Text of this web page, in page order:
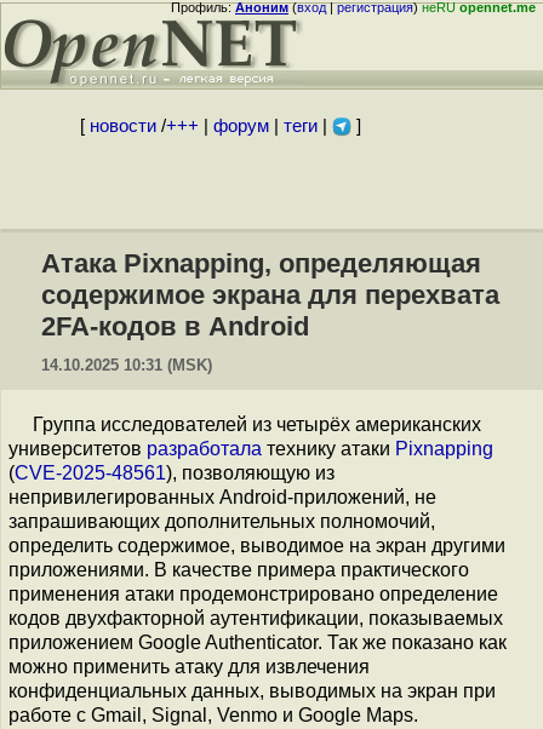
Профиль:Аноним(вход|регистрация)неRUopennet.me
[ новости/+++ форум| теги| ]
Атака Pixnapping, определяющая
содержимое экрана для перехвата
2FA-кодов в Android
14.10.2025 10:31 (MSK)
Группа исследователей из четырёх американских
университетов разработала технику атаки Pixnapping
(CVE-2025-48561), позволяющую из
непривилегированных Android-приложений, не
запрашивающих дополнительных полномочий,
определить содержимое, выводимое на экран другими
приложениями. В качестве примера практического
применения атаки продемонстрировано определение
кодов двухфакторной аутентификации, показываемых
приложением Google Authenticator. Так же показано как
можно применить атаку для извлечения
конфиденциальных данных, выводимых на экран при
работе с Gmail, Signal, Venmo и Google Maps.